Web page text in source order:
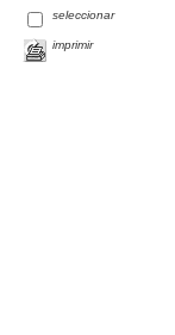
seleccionar
imprimir